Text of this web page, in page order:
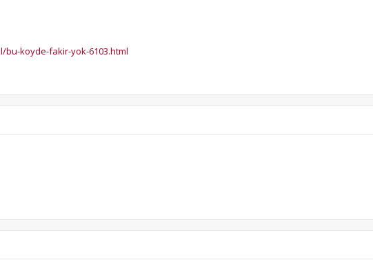
koyde-fakir-yok-6103.html